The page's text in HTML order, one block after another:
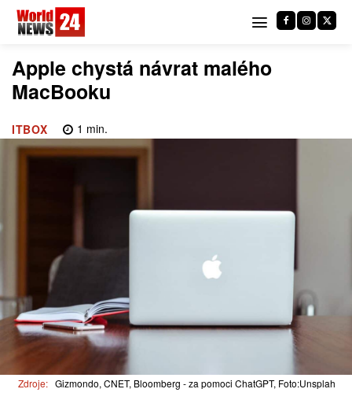
Apple chystá návrat malého
MacBooku
ITBOX 1 min.
Zdroje: Gizmondo, CNET, Bloomberg - za pomoci ChatGPT, Foto:Unsplah